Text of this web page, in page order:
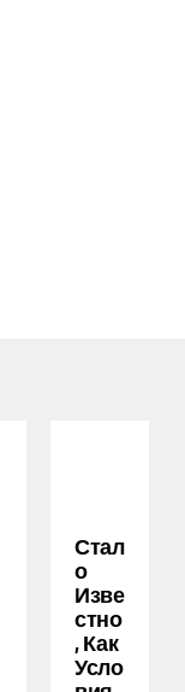
Стал
О
Изве
Стно
, Как
Усло